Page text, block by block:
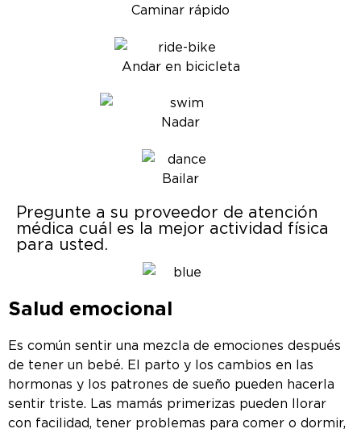
Caminar rápido
Andar en bicicleta
Nadar
Bailar
Pregunte a su proveedor de atención
médica cuál es la mejor actividad física
para usted.
Salud emocional
Es común sentir una mezcla de emociones después
de tener un bebé. El parto y los cambios en las
hormonas y los patrones de sueño pueden hacerla
sentir triste. Las mamás primerizas pueden llorar
con facilidad, tener problemas para comer o dormir,